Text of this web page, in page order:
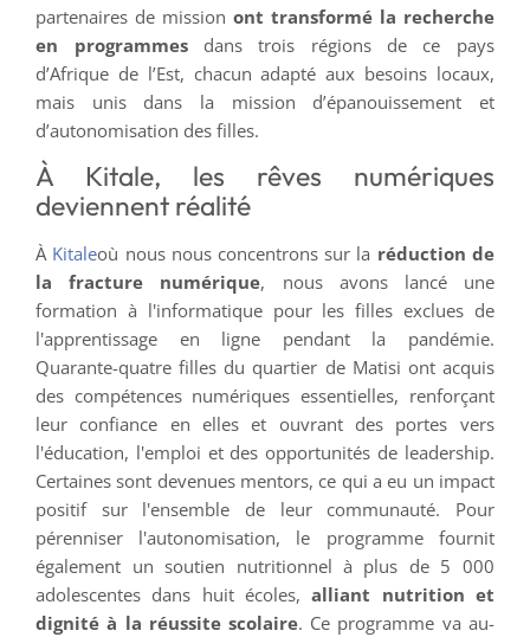
partenaires de mission ont transformé la recherche
en programmesdans trois régions de ce pays
d’Afrique de l’Est, chacun adapté aux besoins locaux,
mais unis dans la mission d’épanouissement et
d’autonomisation des filles.
À Kitale, les rêves numériques
deviennent réalité
À Kitaleoù nous nous concentrons sur la réduction de
la fracture numérique, nous avons lancé une
formation à l'informatique pour les filles exclues de
l'apprentissage en ligne pendant la pandémie.
Quarante-quatre filles du quartier de Matisi ont acquis
des compétences numériques essentielles, renforçant
leur confiance en elles et ouvrant des portes vers
l'éducation, l'emploi et des opportunités de leadership.
Certaines sont devenues mentors, ce qui a eu un impact
positif sur l'ensemble de leur communauté. Pour
pérenniser l'autonomisation, le programme fournit
également un soutien nutritionnel à plus de 5 000
adolescentes dans huit écoles,alliant nutrition et
dignité à la réussite scolaire. Ce programme va au-